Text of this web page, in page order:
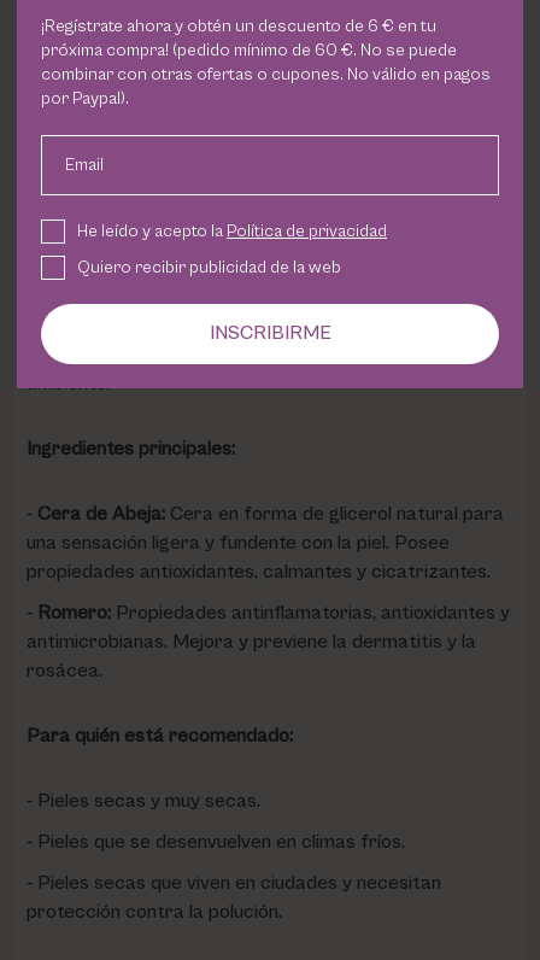
Nutrición intensa para pieles secas y muy secas.
Protección contra la polución y las agresiones
Propiedades equilibrantes y antioxidantes.
Nutre y regenera la piel, mejorando su textura y
uniformidad.
Aporta luminosidad al rostro.
Producto sostenible y respetuoso con el medio
ambiente.
Ingredientes principales:
Cera de Abeja:Cera en forma de glicerol natural para
una sensación ligera y fundente con la piel. Posee
propiedades antioxidantes, calmantes y cicatrizantes.
Romero:Propiedades antinflamatorias, antioxidantes y
antimicrobianas. Mejora y previene la dermatitis y la
rosácea.
Para quién está recomendado:
Pieles secas y muy secas.
Pieles que se desenvuelven en climas fríos.
Pieles secas que viven en ciudades y necesitan
protección contra la polución.
¡Regístrate ahora y obtén un descuento de 6 € en tu
próxima compra! (pedido mínimo de 60 €. No se puede
combinar con otras ofertas o cupones. No válido en pagos
por Paypal).
Email
He leído y acepto la Política de privacidad
Quiero recibir publicidad de la web
INSCRIBIRME